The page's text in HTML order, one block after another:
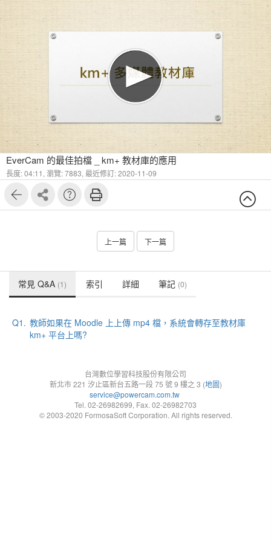
1 13
EverCam 的最佳拍檔 _ km+ 教材庫的應用
長度: 04:11, 瀏覽: 7883, 最近修訂: 2020-11-09
上一篇 下一篇
常見 Q&A (1) 索引 詳細 筆記 (0)
Q1. 教師如果在 Moodle 上上傳 mp4 檔，系統會轉存至教材庫
km+ 平台上嗎?
台灣數位學習科技股份有限公司
新北市 221 汐止區新台五路一段 75 號 9 樓之 3 (地圖)
service@powercam.com.tw
Tel. 02-26982699, Fax. 02-26982703
© 2003-2020 FormosaSoft Corporation. All rights reserved.